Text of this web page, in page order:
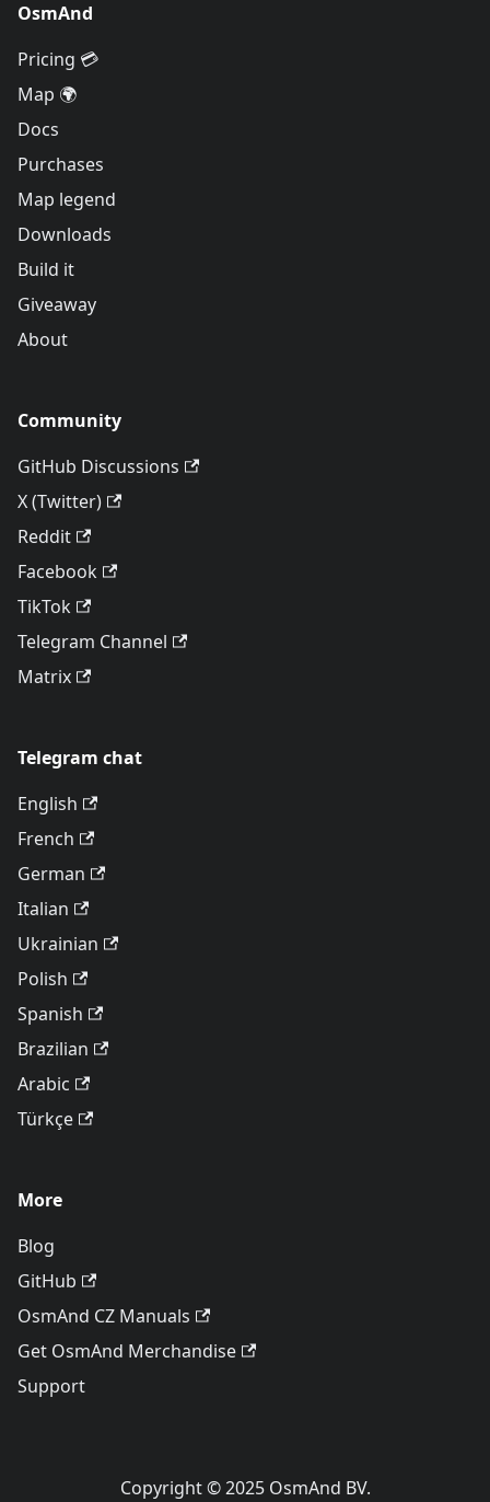
OsmAnd
Pricing 💳
Map 🌍
Docs
Purchases
Map legend
Downloads
Build it
Giveaway
About
Community
GitHub Discussions
X (Twitter)
Reddit
Facebook
TikTok
Telegram Channel
Matrix
Telegram chat
English
French
German
Italian
Ukrainian
Polish
Spanish
Brazilian
Arabic
Türkçe
More
Blog
GitHub
OsmAnd CZ Manuals
Get OsmAnd Merchandise
Support
Copyright © 2025 OsmAnd BV.